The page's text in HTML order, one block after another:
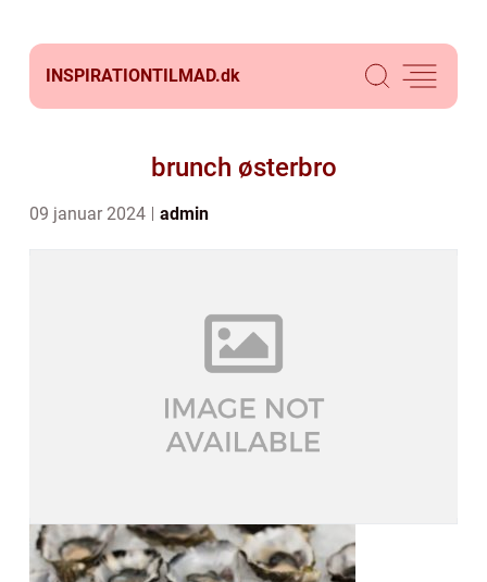
INSPIRATIONTILMAD.dk
brunch østerbro
09 januar 2024 admin